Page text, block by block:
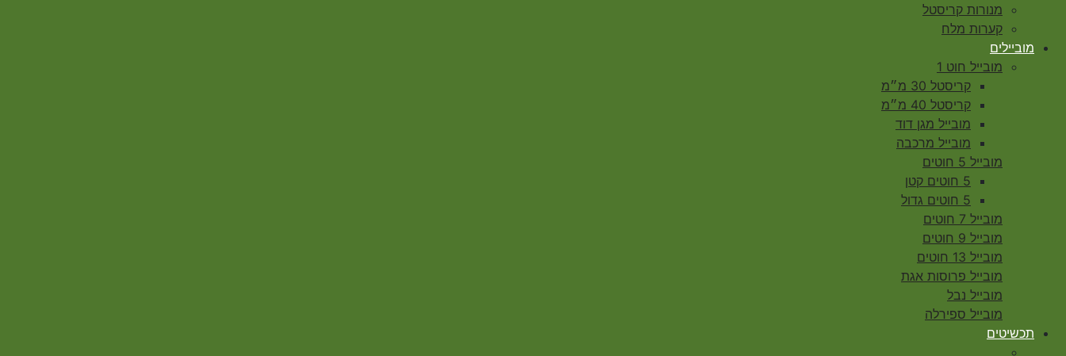
מנורות קריסטל
קערות מלח
מוביילים
מובייל חוט 1
קריסטל 30 מ״מ
קריסטל 40 מ״מ
מובייל מגן דוד
מובייל מרכבה
מובייל 5 חוטים
5 חוטים קטן
5 חוטים גדול
מובייל 7 חוטים
מובייל 9 חוטים
מובייל 13 חוטים
מובייל פרוסות אגת
מובייל נבל
מובייל ספירלה
תכשיטים